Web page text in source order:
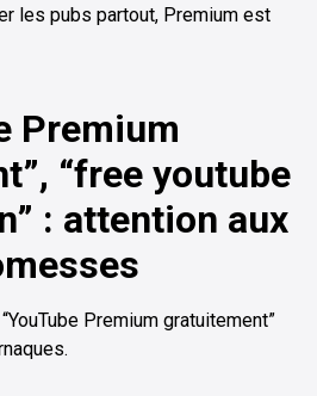
les pubs partout, Premium est
Premium
“free youtube
: attention aux
Premium gratuitement”